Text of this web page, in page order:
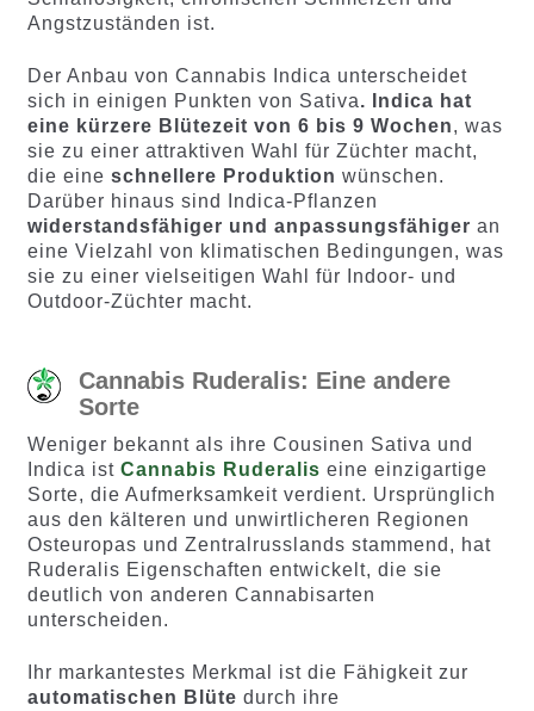
Angstzuständen ist.
Der Anbau von Cannabis Indica unterscheidet
sich in einigen Punkten von Sativa. Indica hat
eine kürzere Blütezeit von 6 bis 9 Wochen, was
sie zu einer attraktiven Wahl für Züchter macht,
die eine schnellere Produktion wünschen.
Darüber hinaus sind Indica-Pflanzen
widerstandsfähiger und anpassungsfähiger an
eine Vielzahl von klimatischen Bedingungen, was
sie zu einer vielseitigen Wahl für Indoor- und
Outdoor-Züchter macht.
Cannabis Ruderalis: Eine andere
Sorte
Weniger bekannt als ihre Cousinen Sativa und
Indica ist Cannabis Ruderalis eine einzigartige
Sorte, die Aufmerksamkeit verdient. Ursprünglich
aus den kälteren und unwirtlicheren Regionen
Osteuropas und Zentralrusslands stammend, hat
Ruderalis Eigenschaften entwickelt, die sie
deutlich von anderen Cannabisarten
unterscheiden.
Ihr markantestes Merkmal ist die Fähigkeit zur
automatischen Blüte durch ihre